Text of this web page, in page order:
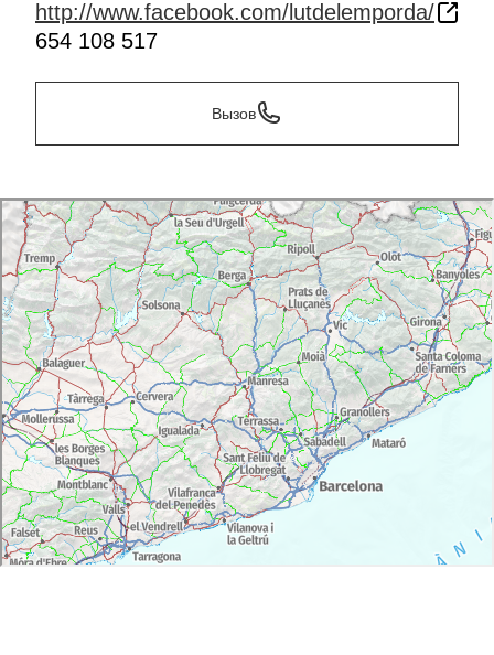
http://www.facebook.com/lutdelemporda/
654 108 517
Вызов